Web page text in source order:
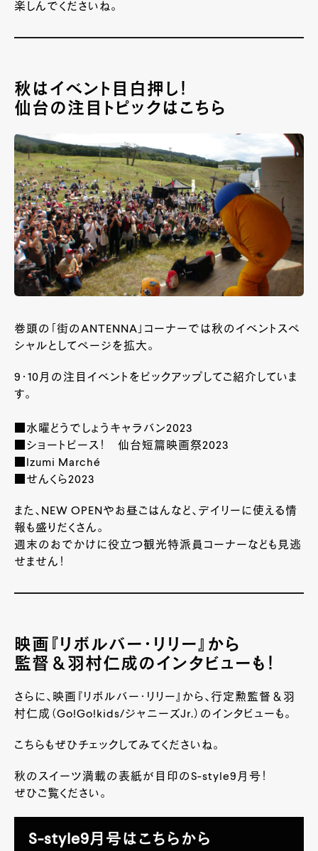
楽しんでくださいね。
秋はイベント目白押し！
仙台の注目トピックはこちら
巻頭の「街のANTENNA」コーナーでは秋のイベントスペ
シャルとしてページを拡大。
9・10月の注目イベントをピックアップしてご紹介していま
す。
■水曜どうでしょうキャラバン2023
■ショートピース！ 仙台短篇映画祭2023
■Izumi Marché
■せんくら2023
また、NEW OPENやお昼ごはんなど、デイリーに使える情
報も盛りだくさん。
週末のおでかけに役立つ観光特派員コーナーなども見逃
せません！
映画『リボルバー・リリー』から
監督＆羽村仁成のインタビューも！
さらに、映画『リボルバー・リリー』から、行定勲監督＆羽
村仁成（Go!Go!kids/ジャニーズJr.）のインタビューも。
こちらもぜひチェックしてみてくださいね。
秋のスイーツ満載の表紙が目印のS-style9月号！
ぜひご覧ください。
S-style9月号はこちらから